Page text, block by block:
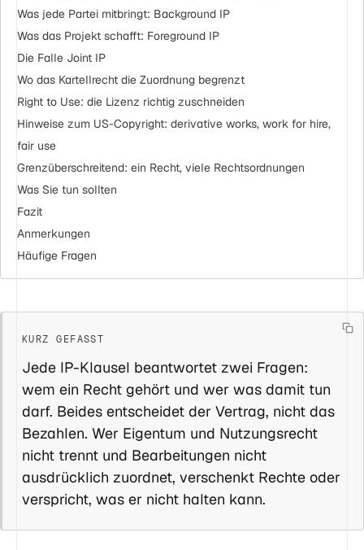
Was jede Partei mitbringt: Background IP
Was das Projekt schafft: Foreground IP
Die Falle Joint IP
Wo das Kartellrecht die Zuordnung begrenzt
Right to Use: die Lizenz richtig zuschneiden
Hinweise zum US-Copyright: derivative works, work for hire,
fair use
Grenzüberschreitend: ein Recht, viele Rechtsordnungen
Was Sie tun sollten
Fazit
Anmerkungen
Häufige Fragen
Jede IP-Klausel beantwortet zwei Fragen:
wem ein Recht gehört und wer was damit tun
darf. Beides entscheidet der Vertrag, nicht das
Bezahlen. Wer Eigentum und Nutzungsrecht
nicht trennt und Bearbeitungen nicht
ausdrücklich zuordnet, verschenkt Rechte oder
verspricht, was er nicht halten kann.